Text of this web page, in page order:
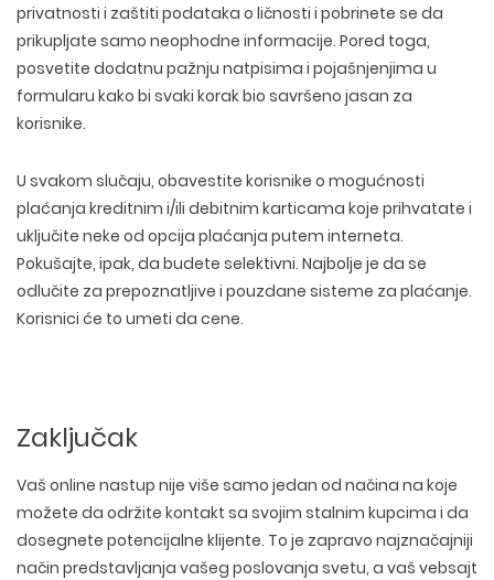
privatnosti i zaštiti podataka o ličnosti i pobrinete se da
prikupljate samo neophodne informacije. Pored toga,
posvetite dodatnu pažnju natpisima i pojašnjenjima u
formularu kako bi svaki korak bio savršeno jasan za
korisnike.
U svakom slučaju, obavestite korisnike o mogućnosti
plaćanja kreditnim i/ili debitnim karticama koje prihvatate i
uključite neke od opcija plaćanja putem interneta.
Pokušajte, ipak, da budete selektivni. Najbolje je da se
odlučite za prepoznatljive i pouzdane sisteme za plaćanje.
Korisnici će to umeti da cene.
Zaključak
Vaš online nastup nije više samo jedan od načina na koje
možete da održite kontakt sa svojim stalnim kupcima i da
dosegnete potencijalne klijente. To je zapravo najznačajniji
način predstavljanja vašeg poslovanja svetu, a vaš vebsajt